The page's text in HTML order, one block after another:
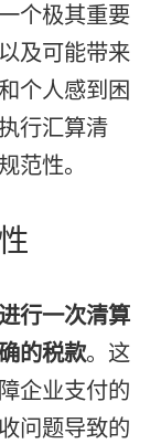
个极其重要
及可能带来
个人感到困
行汇算清
范性。
行一次清算
的税款。这
企业支付的
问题导致的